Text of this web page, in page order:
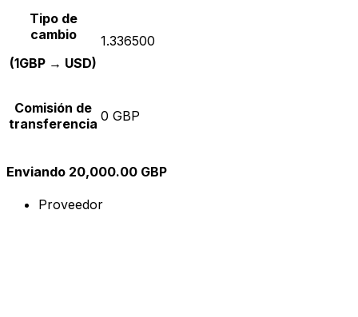
Tipo de
cambio
(1GBP → USD)
1.336500
Comisión de
transferencia 0 GBP
Enviando 20,000.00 GBP
Proveedor